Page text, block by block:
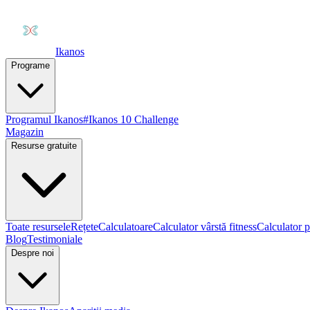
Ikanos
Programe
Programul Ikanos#Ikanos 10 Challenge
Magazin
Resurse gratuite
Toate resurseleRețeteCalculatoareCalculator vârstă fitnessCalculator
BlogTestimoniale
Despre noi